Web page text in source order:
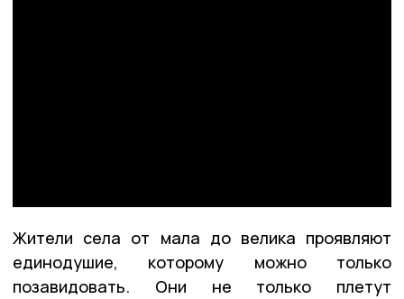
Жители села от мала до велика проявляют
единодушие, которому можно только
позавидовать. Они не только плетут